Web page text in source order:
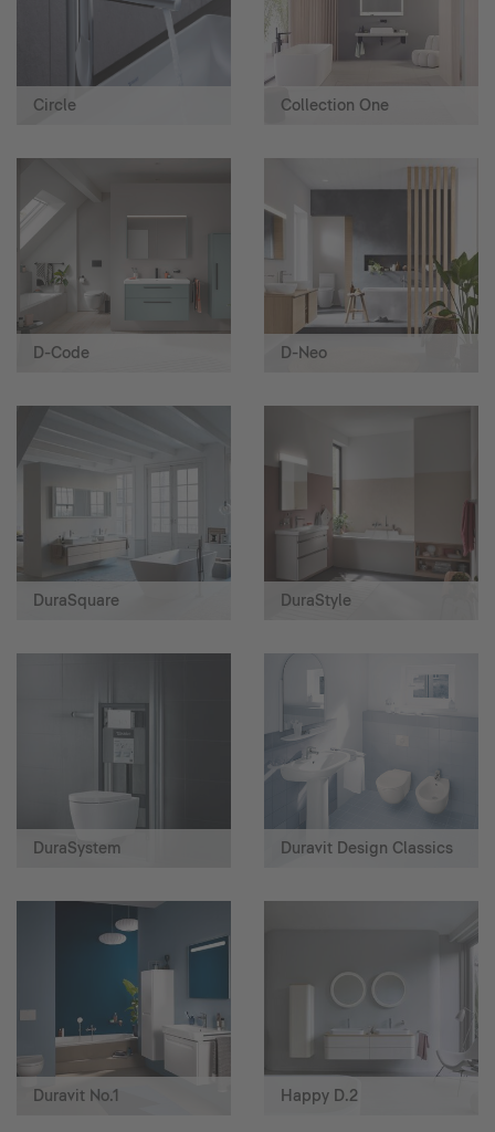
Circle Collection One
D-Code D-Neo
DuraSquare DuraStyle
DuraSystem Duravit Design Classics
Duravit No.1 Happy D.2